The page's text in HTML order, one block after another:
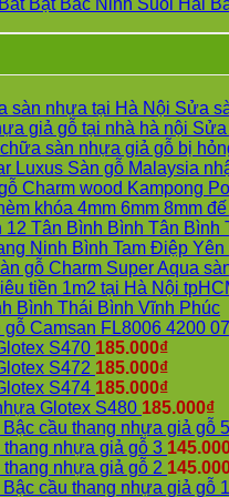
Gia
Lâm
Phú
Thọ
Hải
Phòng
Sóc
Sơn
Ninh
Bình
Hưng
Yên
Nội
Sửa
sàn
gỗ
công
nghiệp
tại
Hà
Nội
Sửa
sàn
nhựa
giả
gỗ
Sửa
mặt
bậc
cầu
thang
nhựa
sửa
bị
hở
tại
Hà
Nội
Sửa
sàn
gỗ
công
nghiệp
bị
hở
Sửa
sàn
nhựa
giả
gỗ
Sửa
mặt
bậc
cầu
sàn nhựa tại Hà Nội Sửa
giả gỗ tại nhà hà nội
sàn nhựa giả gỗ bị
Luxus Sàn gỗ Malaysia
Charm wood Kampong
khóa 4mm 6mm 8mm
12 Tân Bình Bình Tân
Ninh Bình Tam Điệp
gỗ Charm Super Aqua
tiền 1m2 tại Hà Nội
Bình Thái Bình Vĩnh Phúc
gỗ Camsan FL8006 4200
S470 185.000₫
S472 185.000₫
S474 185.000₫
Glotex S480 185.000₫
Bậc cầu thang nhựa giả gỗ 5
thang nhựa giả gỗ 3
thang nhựa giả gỗ 2
Bậc cầu thang nhựa giả gỗ 1